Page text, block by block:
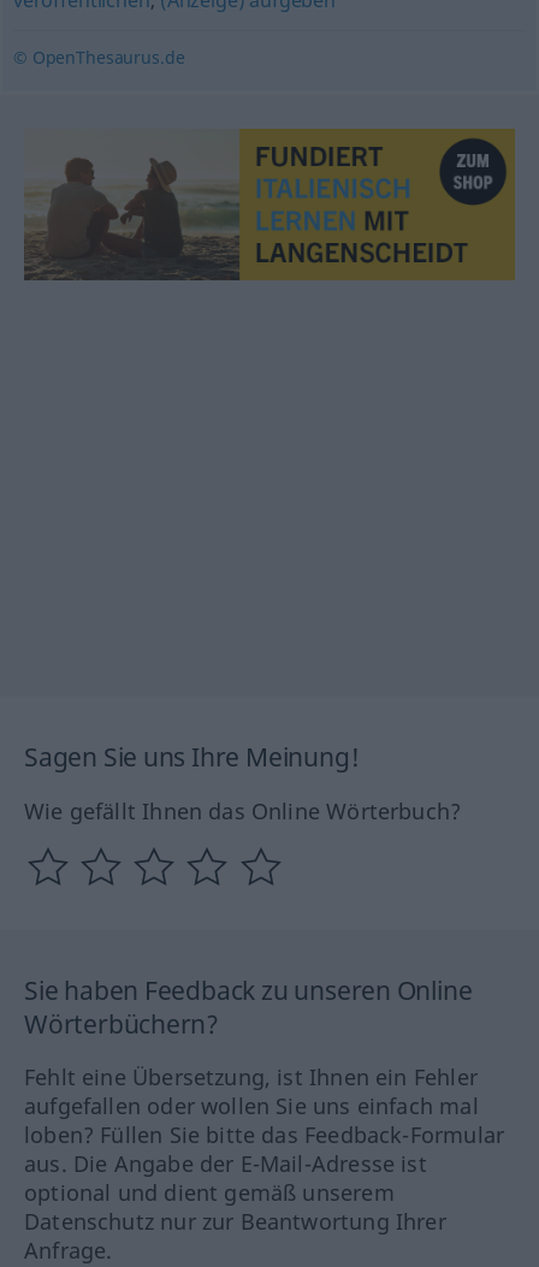
© OpenThesaurus.de
Sagen Sie uns Ihre Meinung!
Wie gefällt Ihnen das Online Wörterbuch?
Sie haben Feedback zu unseren Online
Wörterbüchern?
Fehlt eine Übersetzung, ist Ihnen ein Fehler
aufgefallen oder wollen Sie uns einfach mal
loben? Füllen Sie bitte das Feedback-Formular
aus. Die Angabe der E-Mail-Adresse ist
optional und dient gemäß unserem
Datenschutz nur zur Beantwortung Ihrer
Anfrage.